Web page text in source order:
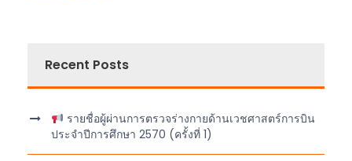
Recent Posts
รายชื่อผู้ผ่านการตรวจร่างกายด้านเวชศาสตร์การบิน
ประจำปีการศึกษา 2570 (ครั้งที่ 1)